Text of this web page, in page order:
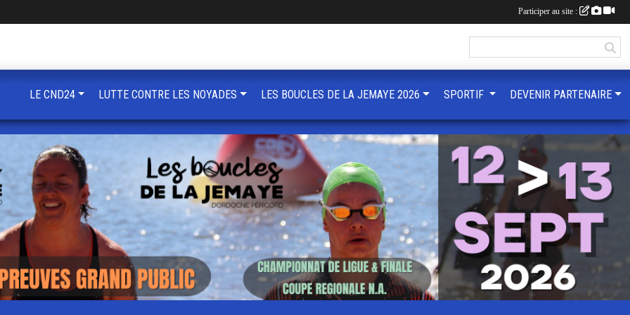
LE CND24 LUTTE CONTRE LES NOYADES LES BOUCLES DE LA JEMAYE 2026 SPORTIF DEVENIR PARTENAIRE
Participer au site :